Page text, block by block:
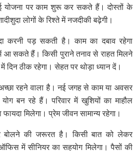
योजना पर काम शुरू कर सकते हैं। दोस्तों के
लोगों के रिश्ते में नजदीकी बढ़ेगी।
करनी पड़ सकती है। काम का दबाव रहेगा
आ सकते हैं। किसी पुराने तनाव से राहत मिलने
ठीक रहेगा। सेहत पर थोड़ा ध्यान दें।
रहने वाला है। नई जगह से काम या अवसर
बन रहे हैं। परिवार में खुशियों का माहौल
मिलेगा। प्रेम जीवन सामान्य रहेगा।
की जरूरत है। किसी बात को लेकर
में सीनियर का सहयोग मिलेगा। पैसों की